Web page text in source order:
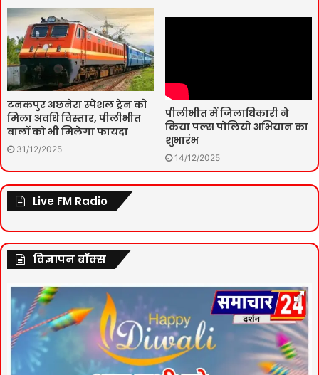
टनकपुर अछनेरा स्पेशल ट्रेन को
मिला अवधि विस्तार, पीलीभीत
वालों को भी मिलेगा फायदा
31/12/2025
पीलीभीत में जिलाधिकारी ने
किया पल्स पोलियो अभियान का
शुभारंभ
14/12/2025
Live FM Radio
विज्ञापन बॉक्स